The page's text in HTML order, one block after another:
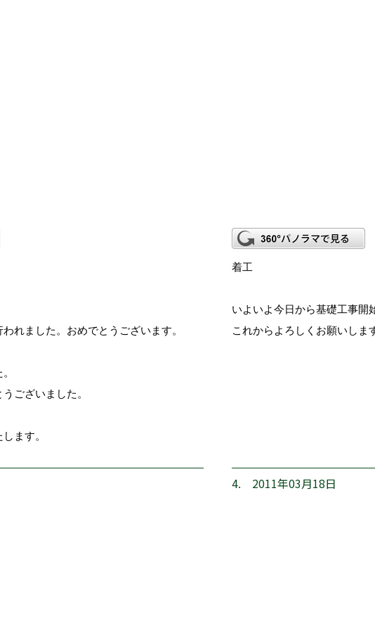
れました。おめでとうございます。
ございました。
ます。
着工
いよいよ今日から基礎工事開
これからよろしくお願いしま
4. 2011年03月18日